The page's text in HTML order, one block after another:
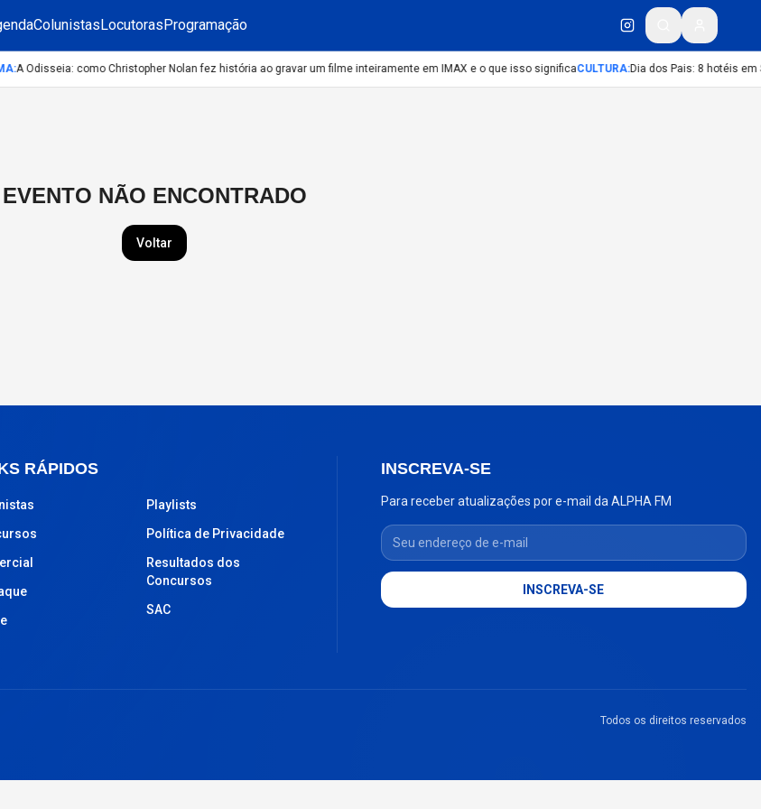
ColunistasLocutorasProgramação
:A Odisseia: como Christopher Nolan fez história ao gravar um filme inteiramente em IMAX e o que isso significaCULTURA:Dia dos Pais: 8 hotéis em
EVENTO NÃO ENCONTRADO
Voltar
RÁPIDOS
Playlists
Política de Privacidade
Resultados dos
Concursos
SAC
INSCREVA-SE
Para receber atualizações por e-mail da ALPHA FM
Seu endereço de e-mail
INSCREVA-SE
Todos os direitos reservados